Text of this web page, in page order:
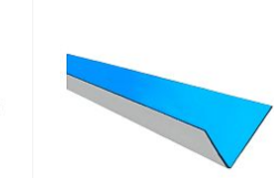
В избранное
К сравнению В наличии